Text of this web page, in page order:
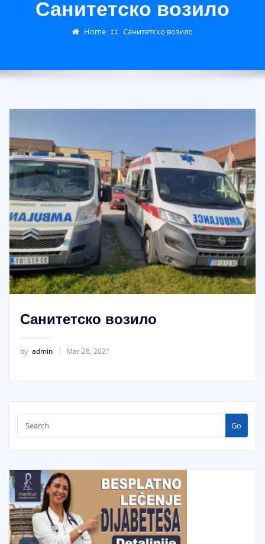
Санитетско возило
Home Санитетско возило
Санитетско возило
by admin Mar 26, 2021
Go